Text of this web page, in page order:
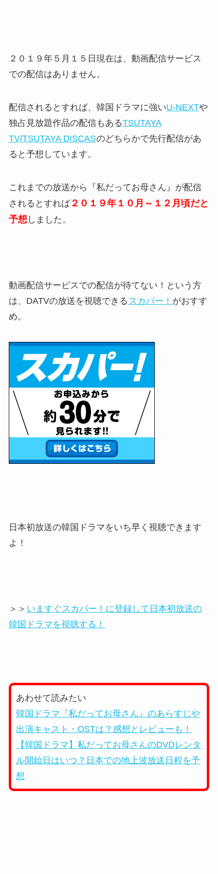
２０１９年５月１５日現在は、動画配信サービス
での配信はありません。
配信されるとすれば、韓国ドラマに強いU-NEXTや
独占見放題作品の配信もあるTSUTAYA
TV/TSUTAYA DISCASのどちらかで先行配信があ
ると予想しています。
これまでの放送から『私だってお母さん』が配信
されるとすれば２０１９年１０月～１２月頃だと
予想 しました。
動画配信サービスでの配信が待てない！という方
は、DATVの放送を視聴できる スカパー！ がおすす
め。
日本初放送の韓国ドラマをいち早く視聴できます
よ！
＞＞ いますぐスカパー！に登録して日本初放送の
韓国ドラマを視聴する！
あわせて読みたい
韓国ドラマ『私だってお母さん』のあらすじや
出演キャスト・OSTは？感想とレビューも！
【韓国ドラマ】私だってお母さんのDVDレンタ
ル開始日はいつ？日本での地上波放送日程を予
想